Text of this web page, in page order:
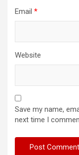
Email *
Website
Save my name,
next time I